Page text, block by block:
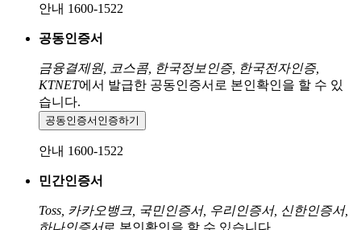
안내 1600-1522
공동인증서
금융결제원, 코스콤, 한국정보인증, 한국전자인증,
KTNET에서 발급한 공동인증서로 본인확인을 할 수 있
습니다.
공동인증서 인증하기
안내 1600-1522
민간인증서
Toss, 카카오뱅크, 국민인증서, 우리인증서, 신한인증서,